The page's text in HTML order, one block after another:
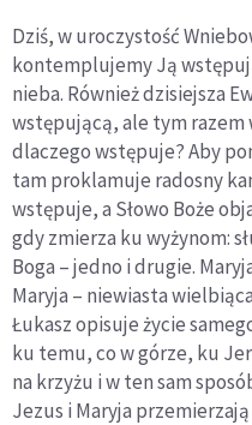
Dziś, w uroczystość
kontemplujemy Ją
nieba. Również dzisiejsza
wstępującą, ale tym razem
dlaczego wstępuje? Aby
tam proklamuje radosny
wstępuje, a Słowo Boże
gdy zmierza ku wyżynom:
Boga – jedno i drugie.
Maryja – niewiasta
Łukasz opisuje życie
ku temu, co w górze, ku
na krzyżu i w ten sam
Jezus i Maryja